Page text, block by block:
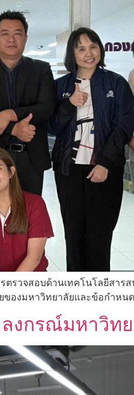
รวจสอบด้านเทคโนโลยีสาร
องมหาวิทยาลัยและข้อกำหน
งกรณ์มหาวิท